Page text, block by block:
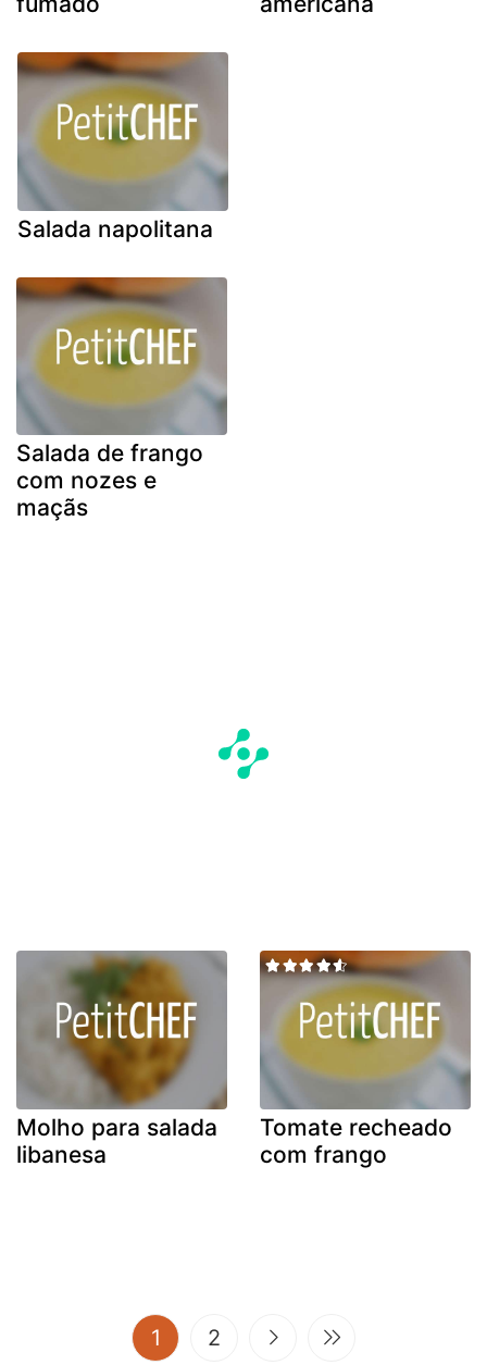
Salada napolitana
Salada de frango
com nozes e
maçãs
Molho para salada
libanesa
Tomate recheado
com frango
1 (current)
2